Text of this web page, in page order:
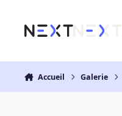
Accueil Galerie